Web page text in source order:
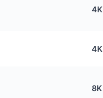
4K
4K
8K